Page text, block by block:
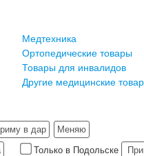
Медтехника
Ортопедические товары
Товары для инвалидов
Другие медицинские
в дар
Меняю
Только в Подольске